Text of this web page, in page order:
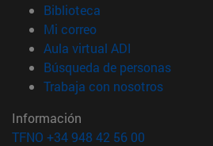
Biblioteca
Mi correo(abre en nueva
Aula virtual ADI
Búsqueda de personas(abre
Trabaja con nosotros(abre en
Información
TFNO +34 948 42 56 00